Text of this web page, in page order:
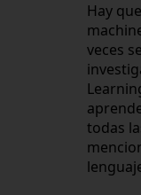
Hay
veces
todas